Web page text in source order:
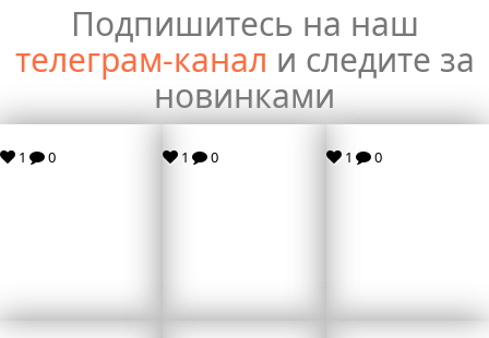
Подпишитесь на наш
телеграм-канал и следите за
новинками
1 0 1 0 1 0